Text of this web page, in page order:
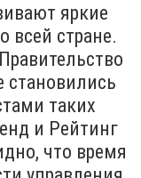
яркие
всей стране.
таких
и Рейтинг
что время